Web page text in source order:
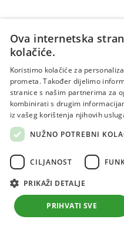
Uvjeti korištenja
Politika privatnosti
Kolačići
Ova internetska
kolačiće.
Koristimo kolačiće za
prometa. Također dijelimo
stranice s našim partnerima za
kombinirati s drugim
iz vašeg korištenja njihovih
NUŽNO POTREBNI
CILJANOST
PRIKAŽI DETALJE
PRIHVATI SVE